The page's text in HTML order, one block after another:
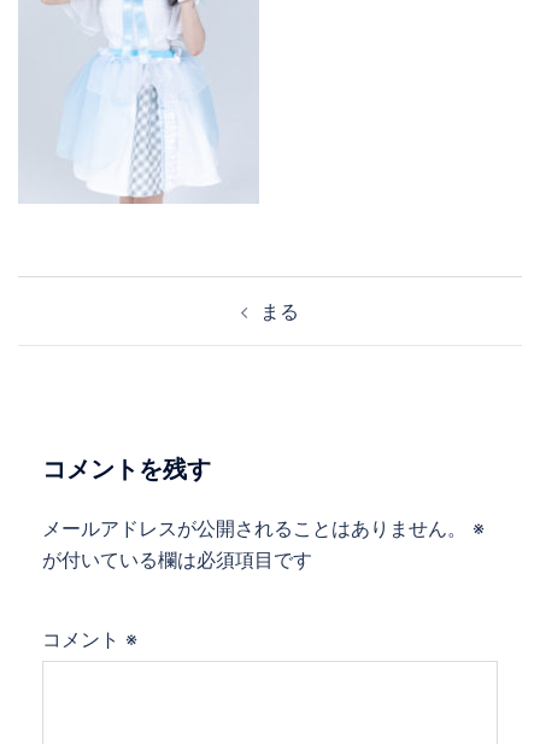
まる
コメントを残す
メールアドレスが公開されることはありません。
※
が付いている欄は必須項目です
コメント ※